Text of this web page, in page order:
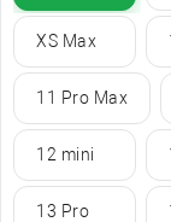
XS Max
11 Pro Max
12 mini
13 Pro